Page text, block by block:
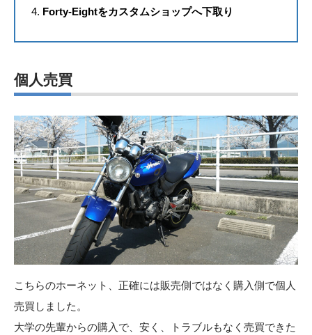
Forty-Eightをカスタムショップへ下取り
個人売買
こちらのホーネット、正確には販売側ではなく購入側で個人
売買しました。
大学の先輩からの購入で、安く、トラブルもなく売買できた